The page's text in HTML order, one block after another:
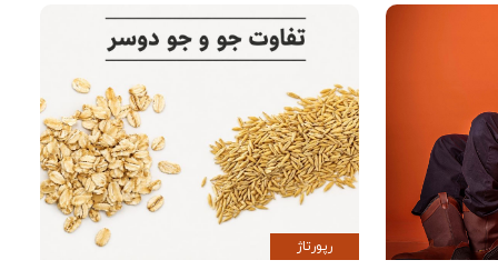
رپورتاژ